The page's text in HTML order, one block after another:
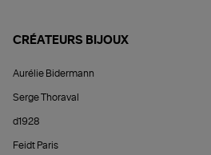
CRÉATEURS BIJOUX
Aurélie Bidermann
Serge Thoraval
d1928
Feidt Paris